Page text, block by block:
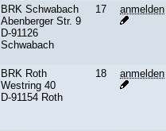
BRK Schwabach
Abenberger Str. 9
D-91126
Schwabach
17 anmelden
BRK Roth
Westring 40
D-91154 Roth
18 anmelden